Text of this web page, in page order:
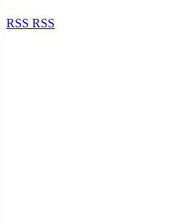
RSS RSS